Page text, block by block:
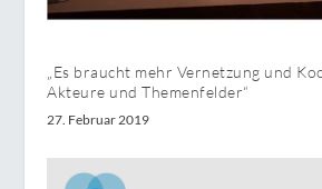
„Es braucht mehr Vernetzung und
Akteure und Themenfelder“
27. Februar 2019